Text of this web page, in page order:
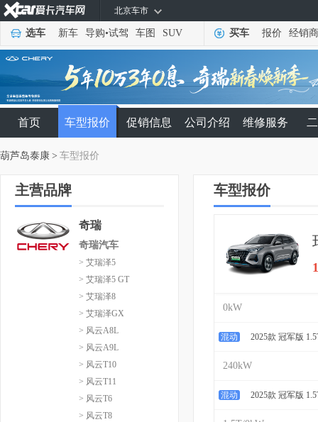
北京车市
选车 新车 导购•试驾 车图 SUV 买车 报价 经销商
首页 车型报价 促销信息 公司介绍 维修服务
葫芦岛泰康 > 车型报价
主营品牌
奇瑞
奇瑞汽车
> 艾瑞泽5
> 艾瑞泽5 GT
> 艾瑞泽8
> 艾瑞泽GX
> 风云A8L
> 风云A9L
> 风云T10
> 风云T11
> 风云T6
> 风云T8
车型报价
0kW
混动 2025款 冠军版
240kW
混动 2025款 冠军版